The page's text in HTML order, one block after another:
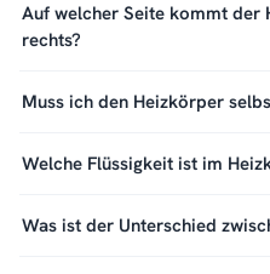
Auf welcher Seite kommt der
rechts?
Muss ich den Heizkörper
Welche Flüssigkeit ist im
Was ist der Unterschied